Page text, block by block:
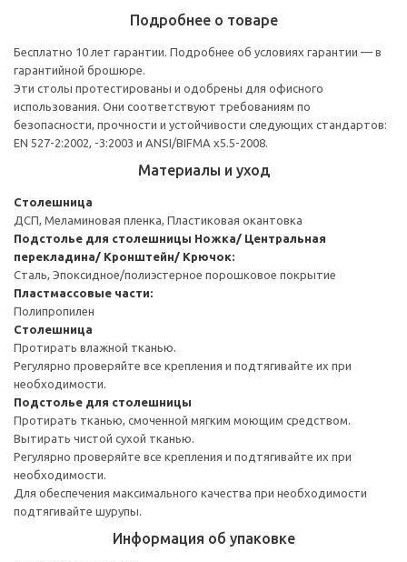
Подробнее о товаре
Бесплатно 10 лет гарантии. Подробнее об условиях гарантии — в
гарантийной брошюре.
Эти столы протестированы и одобрены для офисного
использования. Они соответствуют требованиям по
безопасности, прочности и устойчивости следующих стандартов:
EN 527-2:2002, -3:2003 и ANSI/BIFMA x5.5-2008.
Материалы и уход
Столешница
ДСП, Меламиновая пленка, Пластиковая окантовка
Подстолье для столешницы Ножка/ Центральная
перекладина/ Кронштейн/ Крючок:
Сталь, Эпоксидное/полиэстерное порошковое покрытие
Пластмассовые части:
Полипропилен
Столешница
Протирать влажной тканью.
Регулярно проверяйте все крепления и подтягивайте их при
необходимости.
Подстолье для столешницы
Протирать тканью, смоченной мягким моющим средством.
Вытирать чистой сухой тканью.
Регулярно проверяйте все крепления и подтягивайте их при
необходимости.
Для обеспечения максимального качества при необходимости
подтягивайте шурупы.
Информация об упаковке